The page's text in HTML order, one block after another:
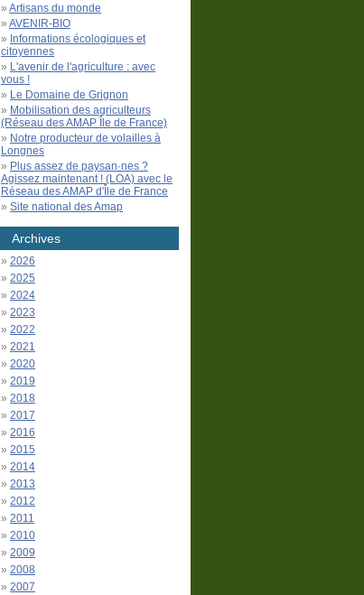
Artisans du monde
AVENIR-BIO
Informations écologiques et
citoyennes
L'avenir de l'agriculture : avec
vous !
Le Domaine de Grignon
Mobilisation des agriculteurs
(Réseau des AMAP Île de France)
Notre producteur de volailles à
Longnes
Plus assez de paysan·nes ?
Agissez maintenant ! (LOA) avec le
Réseau des AMAP d'Île de France
Site national des Amap
Archives
2026
2025
2024
2023
2022
2021
2020
2019
2018
2017
2016
2015
2014
2013
2012
2011
2010
2009
2008
2007